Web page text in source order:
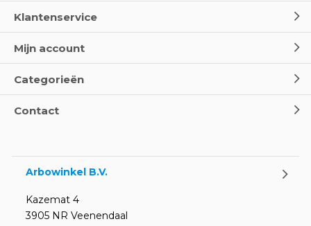
Klantenservice
Mijn account
Categorieën
Contact
Arbowinkel B.V.
Kazemat 4
3905 NR Veenendaal